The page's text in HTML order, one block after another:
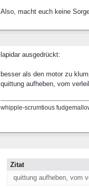
Also, macht euch keine
lapidar ausgedrückt:
besser als den motor zu
quittung aufheben, vom
whipple-scrumtious
Zitat
quittung aufheben, vom